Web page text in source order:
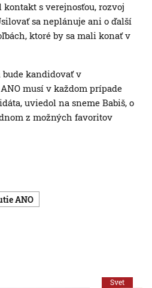
s verejnosťou, rozvoj
sa neplánuje ani o ďalší
ktoré by sa mali konať v
bude kandidovať v
musí v každom prípade
uviedol na sneme Babiš, o
z možných favoritov
ANO
Svet